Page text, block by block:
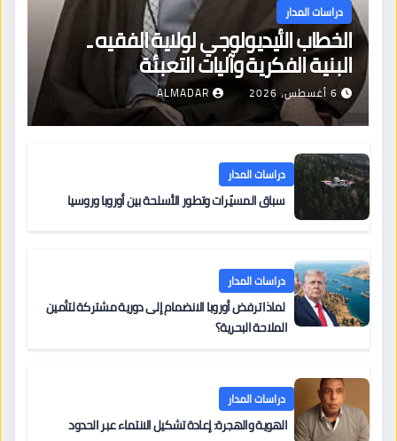
دراسات المدار
الخطاب الأيديولوجي لولاية الفقيه ـ
البنية الفكرية وآليات التعبئة
6 أغسطس، 2026 ALMADAR
دراسات المدار
سباق المسيّرات وتطور الأسلحة بين أوروبا وروسيا
دراسات المدار
لماذا ترفض أوروبا الانضمام إلى دورية مشتركة لتأمين
الملاحة البحرية؟
دراسات المدار
الهوية والهجرة: إعادة تشكيل الانتماء عبر الحدود